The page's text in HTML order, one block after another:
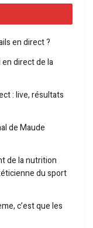
en direct ?
direct de la
: live, résultats
de Maude
de la nutrition
du sport
c’est que les